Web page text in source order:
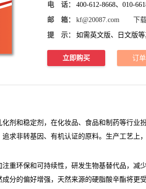
电 话： 400-612-8668、010-
邮 箱： kf@20087.com 下
提 示： 如需英文版、日文版
立即购买 订
化剂和稳定剂，在化妆品、食品和制药等行业
求非转基因、有机认证的原料。生产工艺上
环保和可持续性，研发生物基替代品，减少
分的偏好增强，天然来源的硬脂酸辛酯将更